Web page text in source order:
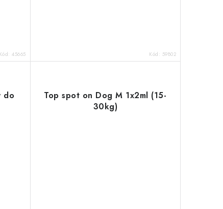
Kód: 45665 Kód: 59802
do
Top spot on Dog M 1x2ml (15-
30kg)